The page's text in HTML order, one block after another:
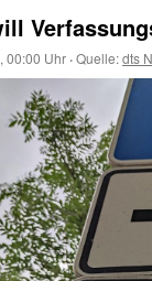
00:00 Uhr ·Quelle:dts